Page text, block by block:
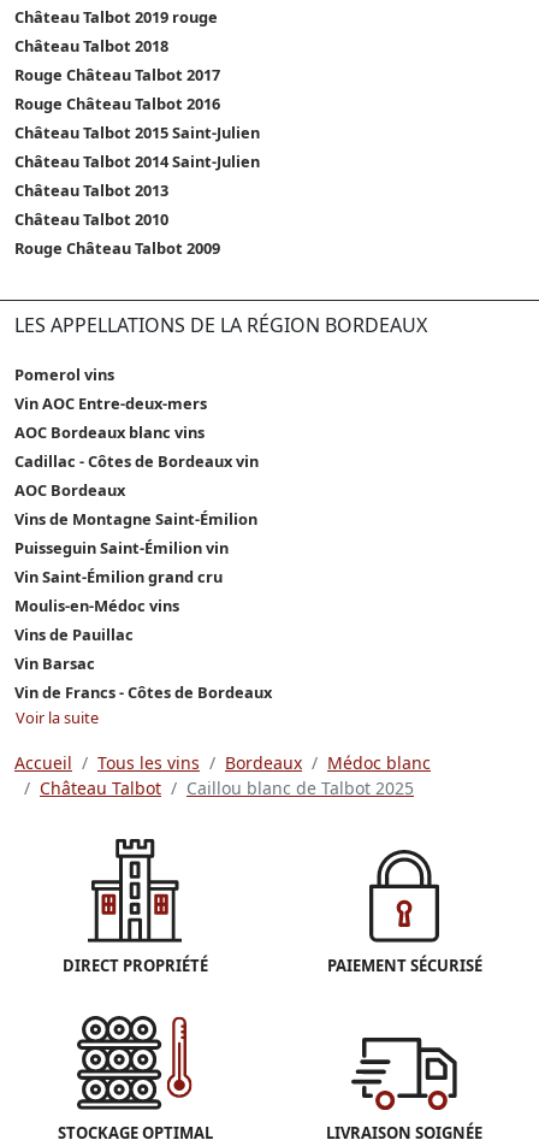
Château Talbot 2019 rouge
Château Talbot 2018
Rouge Château Talbot 2017
Rouge Château Talbot 2016
Château Talbot 2015 Saint-Julien
Château Talbot 2014 Saint-Julien
Château Talbot 2013
Château Talbot 2010
Rouge Château Talbot 2009
LES APPELLATIONS DE LA RÉGION BORDEAUX
Pomerol vins
Vin AOC Entre-deux-mers
AOC Bordeaux blanc vins
Cadillac - Côtes de Bordeaux vin
AOC Bordeaux
Vins de Montagne Saint-Émilion
Puisseguin Saint-Émilion vin
Vin Saint-Émilion grand cru
Moulis-en-Médoc vins
Vins de Pauillac
Vin Barsac
Vin de Francs - Côtes de Bordeaux
Voir la suite
Accueil Tous les vins Bordeaux
Médoc blanc
Château Talbot
Caillou blanc de Talbot 2025
DIRECT PROPRIÉTÉ PAIEMENT SÉCURISÉ
STOCKAGE OPTIMAL LIVRAISON SOIGNÉE